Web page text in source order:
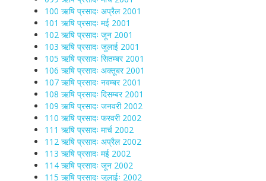
100 ऋषि प्रसादः अप्रैल 2001
101 ऋषि प्रसादः मई 2001
102 ऋषि प्रसादः जून 2001
103 ऋषि प्रसादः जुलाई 2001
105 ऋषि प्रसादः सितम्बर 2001
106 ऋषि प्रसादः अक्तूबर 2001
107 ऋषि प्रसादः नवम्बर 2001
108 ऋषि प्रसादः दिसम्बर 2001
109 ऋषि प्रसादः जनवरी 2002
110 ऋषि प्रसादः फरवरी 2002
111 ऋषि प्रसादः मार्च 2002
112 ऋषि प्रसादः अप्रैल 2002
113 ऋषि प्रसादः मई 2002
114 ऋषि प्रसादः जून 2002
115 ऋषि प्रसादः जुलाईः 2002